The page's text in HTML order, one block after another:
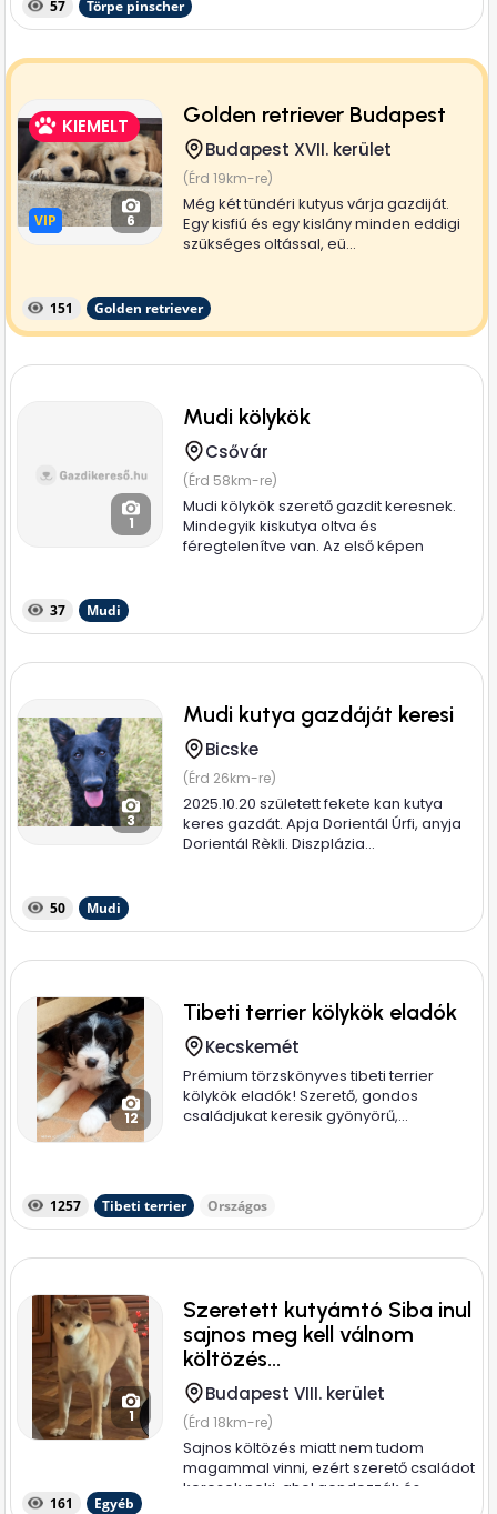
57 Törpe pinscher
KIEMELT
VIP
VIP 6
Golden retriever Budapest
Budapest XVII. kerület
(Érd 19km-re)
Még két tündéri kutyus várja gazdiját.
Egy kisfiú és egy kislány minden eddigi
szükséges oltással, eü...
151 Golden retriever
1
Mudi kölykök
Csővár
(Érd 58km-re)
Mudi kölykök szerető gazdit keresnek.
Mindegyik kiskutya oltva és
féregtelenítve van. Az első képen
37 Mudi
3
Mudi kutya gazdáját keresi
Bicske
(Érd 26km-re)
2025.10.20 született fekete kan kutya
keres gazdát. Apja Dorientál Úrfi, anyja
Dorientál Rèkli. Diszplázia...
50 Mudi
12
Tibeti terrier kölykök eladók
Kecskemét
Prémium törzskönyves tibeti terrier
kölykök eladók! Szerető, gondos
családjukat keresik gyönyörű,...
1257 Tibeti terrier Országos
1
Szeretett kutyámtó Siba inul
sajnos meg kell válnom
költözés...
Budapest VIII. kerület
(Érd 18km-re)
Sajnos költözés miatt nem tudom
magammal vinni, ezért szerető családot
keresek neki, ahol gondozzák és
161 Egyéb